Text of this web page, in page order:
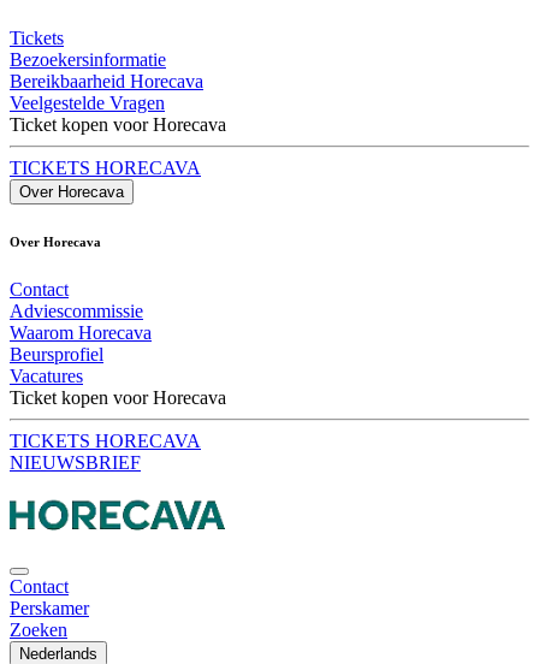
Tickets
Bezoekersinformatie
Bereikbaarheid Horecava
Veelgestelde Vragen
Ticket kopen voor Horecava
TICKETS HORECAVA
Over Horecava
Over Horecava
Contact
Adviescommissie
Waarom Horecava
Beursprofiel
Vacatures
Ticket kopen voor Horecava
TICKETS HORECAVA
NIEUWSBRIEF
Contact
Perskamer
Zoeken
Nederlands